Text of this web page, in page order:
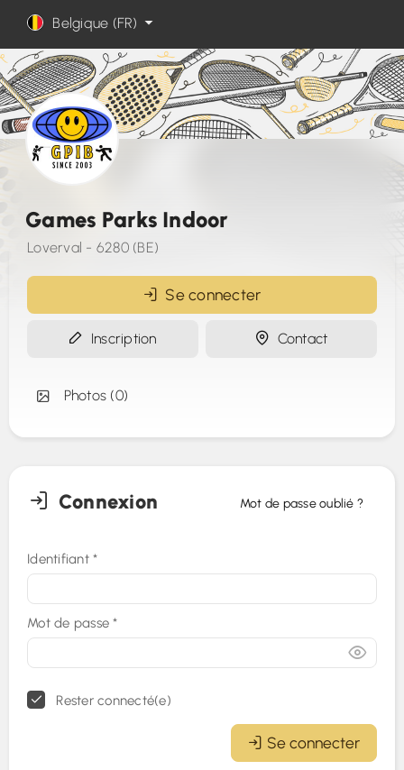
Belgique (FR)
Games Parks Indoor
Loverval - 6280 (BE)
Se connecter
Inscription Contact
Photos (0)
Connexion Mot de passe oublié ?
Identifiant *
Mot de passe*
Rester connecté(e)
Se connecter